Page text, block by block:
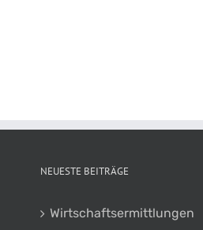
NEUESTE BEITRÄGE
Wirtschaftsermittlungen